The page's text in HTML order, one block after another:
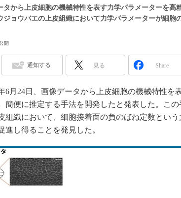
TECHNO-FRONTIER
EdgeTech+
日本ものづくりワールド
AUTOMOTIVE WORLD
産業オープンネット展
組み込み画像技術
組み込みモデリング
ISO26262
3Dプリンタ
デジタルツインと
タから上皮細胞の機械特性を表す力学パラメーターを高
ジョウバエの上皮組織において力学パラメーターが細胞
開
通知する 見る Share
6月24日、画像データから上皮細胞の機械特性を
簡便に推定する手法を開発したと発表した。この
組織において、細胞接着面の負のばね定数とい
進し得ることを発見した。